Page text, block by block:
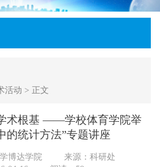
活动 > 正文
术根基 ——学校体育学院举
的统计方法”专题讲座
博达学院
来源：科研处